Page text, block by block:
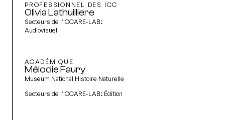
PROFESSIONNEL DES ICC
Olivia Lathuilliere
Secteurs de l'ICCARE-LAB:
Audiovisuel
ACADÉMIQUE
Mélodie Faury
Museum National Histoire Naturelle
Secteurs de l'ICCARE-LAB: Édition